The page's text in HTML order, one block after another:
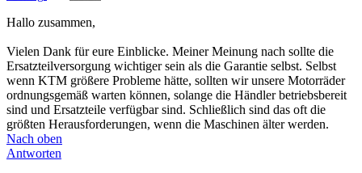
Hallo zusammen,
Vielen Dank für eure Einblicke. Meiner Meinung nach sollte die
Ersatzteilversorgung wichtiger sein als die Garantie selbst. Selbst
wenn KTM größere Probleme hätte, sollten wir unsere Motorräder
ordnungsgemäß warten können, solange die Händler betriebsbereit
sind und Ersatzteile verfügbar sind. Schließlich sind das oft die
größten Herausforderungen, wenn die Maschinen älter werden.
Nach oben
Antworten